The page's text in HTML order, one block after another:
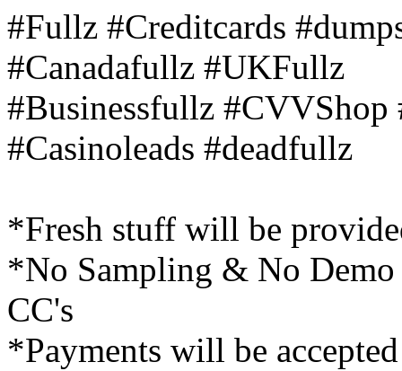
#Fullz #Creditcards
#Canadafullz #UKFullz
#Businessfullz
#Casinoleads #deadfullz
*Fresh stuff will be
*No Sampling & No
CC's
*Payments will be